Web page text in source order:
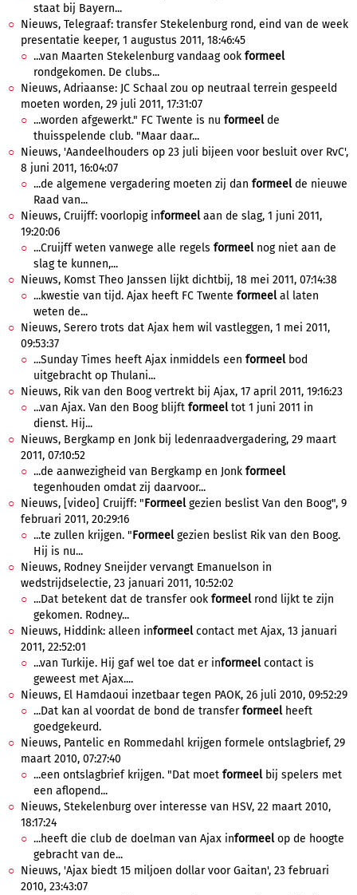
staat bij Bayern...
Nieuws, Telegraaf: transfer Stekelenburg rond, eind van de week
presentatie keeper, 1 augustus 2011, 18:46:45
...van Maarten Stekelenburg vandaag ook formeel
rondgekomen. De clubs...
Nieuws, Adriaanse: JC Schaal zou op neutraal terrein gespeeld
moeten worden, 29 juli 2011, 17:31:07
...worden afgewerkt." FC Twente is nu formeelde
thuisspelende club. "Maar daar...
Nieuws, 'Aandeelhouders op 23 juli bijeen voor besluit over RvC',
8 juni 2011, 16:04:07
...de algemene vergadering moeten zij dan formeelde nieuwe
Raad van...
Nieuws, Cruijff: voorlopig informeelaan de slag, 1 juni 2011,
19:20:06
...Cruijff weten vanwege alle regels formeelnog niet aan de
slag te kunnen,...
Nieuws, Komst Theo Janssen lijkt dichtbij, 18 mei 2011, 07:14:38
...kwestie van tijd. Ajax heeft FC Twente formeelal laten
weten de...
Nieuws, Serero trots dat Ajax hem wil vastleggen, 1 mei 2011,
09:53:37
...Sunday Times heeft Ajax inmiddels een formeelbod
uitgebracht op Thulani...
Nieuws, Rik van den Boog vertrekt bij Ajax, 17 april 2011, 19:16:23
...van Ajax. Van den Boog blijft formeeltot 1 juni 2011 in
dienst. Hij...
Nieuws, Bergkamp en Jonk bij ledenraadvergadering, 29 maart
2011, 07:10:52
...de aanwezigheid van Bergkamp en Jonk formeel
tegenhouden omdat zij daarvoor...
Nieuws, [video] Cruijff: "Formeelgezien beslist Van den Boog", 9
februari 2011, 20:29:16
...te zullen krijgen. "Formeelgezien beslist Rik van den Boog.
Hij is nu...
Nieuws, Rodney Sneijder vervangt Emanuelson in
wedstrijdselectie, 23 januari 2011, 10:52:02
...Dat betekent dat de transfer ook formeelrond lijkt te zijn
gekomen. Rodney...
Nieuws, Hiddink: alleen informeelcontact met Ajax, 13 januari
2011, 22:52:01
...van Turkije. Hij gaf wel toe dat er informeelcontact is
geweest met Ajax....
Nieuws, El Hamdaoui inzetbaar tegen PAOK, 26 juli 2010, 09:52:29
...Dat kan al voordat de bond de transferformeelheeft
goedgekeurd.
Nieuws, Pantelic en Rommedahl krijgen formele ontslagbrief, 29
maart 2010, 07:27:40
...een ontslagbrief krijgen. "Dat moet formeelbij spelers met
een aflopend...
Nieuws, Stekelenburg over interesse van HSV, 22 maart 2010,
18:17:24
...heeft die club de doelman van Ajax informeelop de hoogte
gebracht van de...
Nieuws, 'Ajax biedt 15 miljoen dollar voor Gaitan', 23 februari
2010, 23:43:07